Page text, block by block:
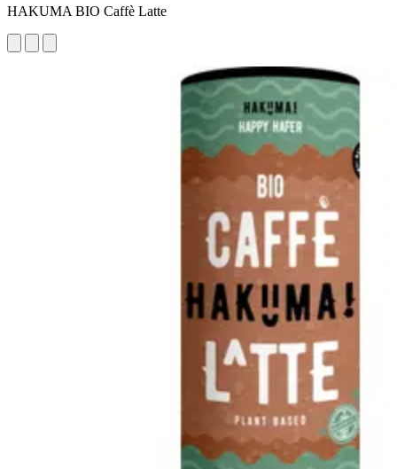
HAKUMA BIO Caffè Latte